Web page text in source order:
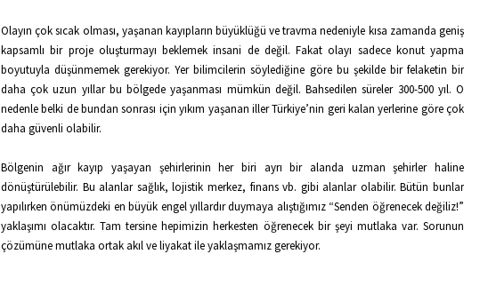
Olayın çok sıcak olması, yaşanan kayıpların büyüklüğü ve travma nedeniyle kısa zamanda geniş
kapsamlı bir proje oluşturmayı beklemek insani de değil. Fakat olayı sadece konut yapma
boyutuyla düşünmemek gerekiyor. Yer bilimcilerin söylediğine göre bu şekilde bir felaketin bir
daha çok uzun yıllar bu bölgede yaşanması mümkün değil. Bahsedilen süreler 300-500 yıl. O
nedenle belki de bundan sonrası için yıkım yaşanan iller Türkiye’nin geri kalan yerlerine göre çok
daha güvenli olabilir.
Bölgenin ağır kayıp yaşayan şehirlerinin her biri ayrı bir alanda uzman şehirler haline
dönüştürülebilir. Bu alanlar sağlık, lojistik merkez, finans vb. gibi alanlar olabilir. Bütün bunlar
yapılırken önümüzdeki en büyük engel yıllardır duymaya alıştığımız “Senden öğrenecek değiliz!”
yaklaşımı olacaktır. Tam tersine hepimizin herkesten öğrenecek bir şeyi mutlaka var. Sorunun
çözümüne mutlaka ortak akıl ve liyakat ile yaklaşmamız gerekiyor.